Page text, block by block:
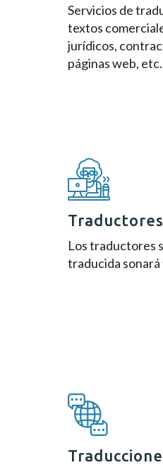
Servicios de
textos
jurídicos,
páginas web, etc.
Los traductores
traducida